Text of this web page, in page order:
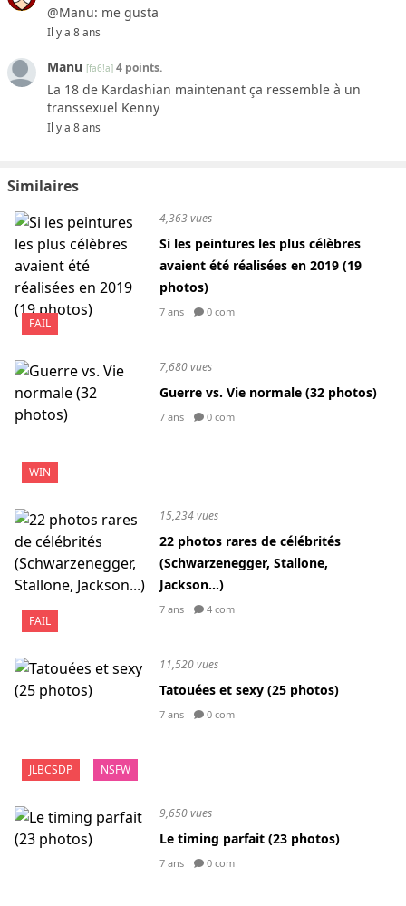
@Manu: me gusta
Il y a 8 ans
Manu [fa6!a] 4 points.
La 18 de Kardashian maintenant ça ressemble à un
transsexuel Kenny
Il y a 8 ans
Similaires
FAIL
4,363 vues
Si les peintures les plus célèbres
avaient été réalisées en 2019 (19
photos)
7 ans 0 com
WIN
7,680 vues
Guerre vs. Vie normale (32 photos)
7 ans 0 com
FAIL
15,234 vues
22 photos rares de célébrités
(Schwarzenegger, Stallone,
Jackson...)
7 ans 4 com
JLBCSDP NSFW
11,520 vues
Tatouées et sexy (25 photos)
7 ans 0 com
9,650 vues
Le timing parfait (23 photos)
7 ans 0 com